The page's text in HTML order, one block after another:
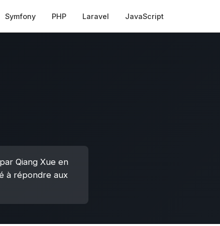
Symfony PHP Laravel JavaScript
Qiang Xue en
à répondre aux